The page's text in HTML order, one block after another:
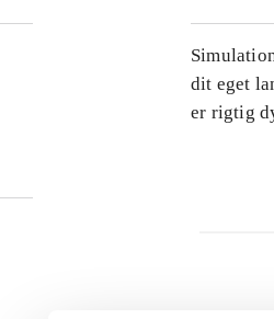
dit eget
er rigtig